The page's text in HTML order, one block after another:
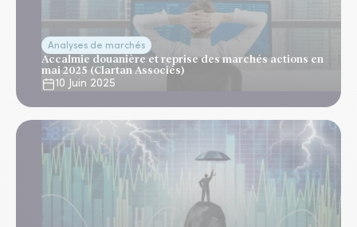
Analyses de marchés
Accalmie douanière et reprise des marchés actions en
mai 2025 (Clartan Associés)
10 Juin 2025